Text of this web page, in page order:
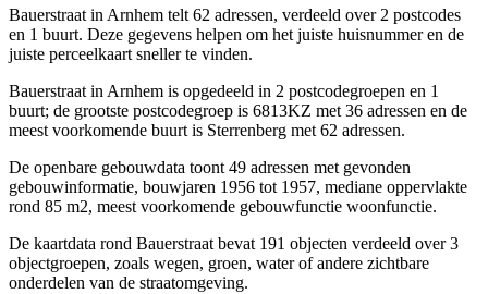
Bauerstraat in Arnhem telt 62 adressen, verdeeld over 2 postcodes
en 1 buurt. Deze gegevens helpen om het juiste huisnummer en de
juiste perceelkaart sneller te vinden.
Bauerstraat in Arnhem is opgedeeld in 2 postcodegroepen en 1
buurt; de grootste postcodegroep is 6813KZ met 36 adressen en de
meest voorkomende buurt is Sterrenberg met 62 adressen.
De openbare gebouwdata toont 49 adressen met gevonden
gebouwinformatie, bouwjaren 1956 tot 1957, mediane oppervlakte
rond 85 m2, meest voorkomende gebouwfunctie woonfunctie.
De kaartdata rond Bauerstraat bevat 191 objecten verdeeld over 3
objectgroepen, zoals wegen, groen, water of andere zichtbare
onderdelen van de straatomgeving.